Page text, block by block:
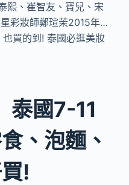
熙、崔智友、寶兒、宋
彩妝師鄭瑄茉2015年…
買的到! 泰國必逛美妝
泰國7-11
、泡麵、
!